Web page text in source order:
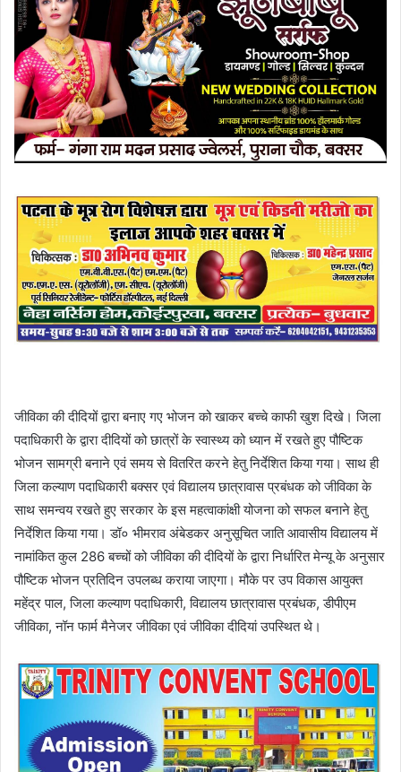
जीविका की दीदियों द्वारा बनाए गए भोजन को खाकर बच्चे काफी खुश दिखे। जिला
पदाधिकारी के द्वारा दीदियों को छात्रों के स्वास्थ्य को ध्यान में रखते हुए पौष्टिक
भोजन सामग्री बनाने एवं समय से वितरित करने हेतु निर्देशित किया गया। साथ ही
जिला कल्याण पदाधिकारी बक्सर एवं विद्यालय छात्रावास प्रबंधक को जीविका के
साथ समन्वय रखते हुए सरकार के इस महत्वाकांक्षी योजना को सफल बनाने हेतु
निर्देशित किया गया। डॉ० भीमराव अंबेडकर अनुसूचित जाति आवासीय विद्यालय में
नामांकित कुल 286 बच्चों को जीविका की दीदियों के द्वारा निर्धारित मेन्यू के अनुसार
पौष्टिक भोजन प्रतिदिन उपलब्ध कराया जाएगा। मौके पर उप विकास आयुक्त
महेंद्र पाल, जिला कल्याण पदाधिकारी, विद्यालय छात्रावास प्रबंधक, डीपीएम
जीविका, नॉन फार्म मैनेजर जीविका एवं जीविका दीदियां उपस्थित थे।